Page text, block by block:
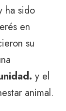
ha sido
en
su
y el
animal.